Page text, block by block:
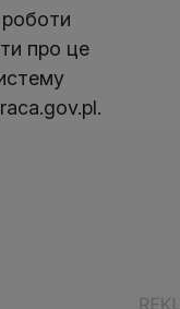
про це